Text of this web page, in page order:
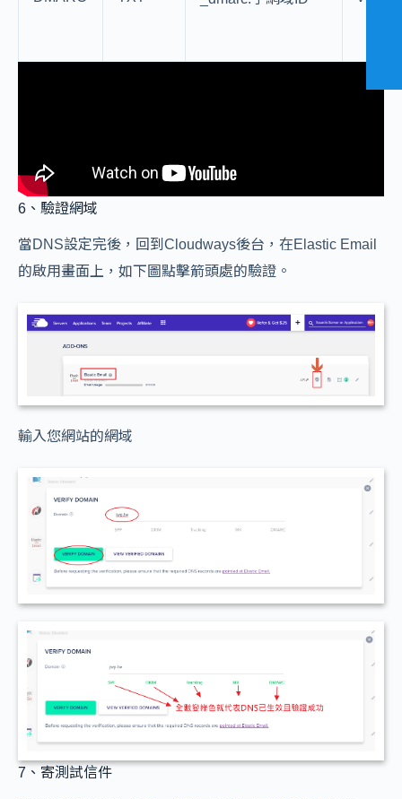
6、驗證網域
當DNS設定完後，回到Cloudways後台，在Elastic Email
的啟用畫面上，如下圖點擊箭頭處的驗證。
輸入您網站的網域
7、寄測試信件